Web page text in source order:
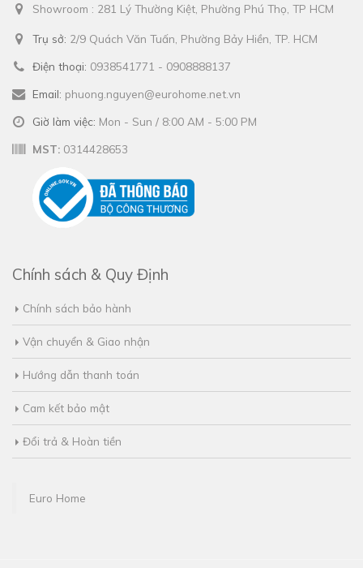
Showroom : 281 Lý Thường Kiệt, Phường Phú Thọ, TP HCM
Trụ sở: 2/9 Quách Văn Tuấn, Phường Bảy Hiền, TP. HCM
Điện thoại: 0938541771 - 0908888137
Email: phuong.nguyen@eurohome.net.vn
Giờ làm việc: Mon - Sun / 8:00 AM - 5:00 PM
MST: 0314428653
Chính sách & Quy Định
Chính sách bảo hành
Vận chuyển & Giao nhận
Hướng dẫn thanh toán
Cam kết bảo mật
Đổi trả & Hoàn tiền
Euro Home